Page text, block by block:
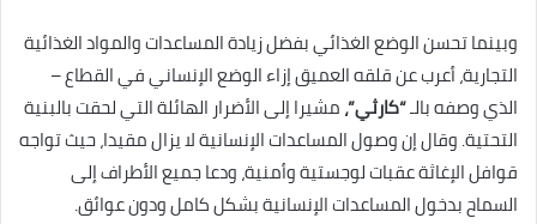
وبينما تحسن الوضع الغذائي بفضل زيادة المساعدات والمواد الغذائية
التجارية، أعرب عن قلقه العميق إزاء الوضع الإنساني في القطاع –
الذي وصفه بالـ“كارثي”،مشيرا إلى الأضرار الهائلة التي لحقت بالبنية
التحتية. وقال إن وصول المساعدات الإنسانية لا يزال مقيدا، حيث تواجه
قوافل الإغاثة عقبات لوجستية وأمنية، ودعا جميع الأطراف إلى
السماح بدخول المساعدات الإنسانية بشكل كامل ودون عوائق.